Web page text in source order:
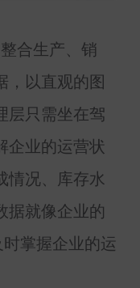
合生产、销
，以直观的图
层只需坐在驾
企业的运营状
情况、库存水
据就像企业的
掌握企业的运